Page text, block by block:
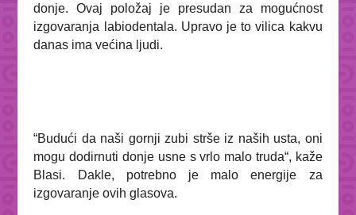
donje. Ovaj položaj je presudan za mogućnost
izgovaranja labiodentala. Upravo je to vilica kakvu
danas ima većina ljudi.
“Budući da naši gornji zubi strše iz naših usta, oni
mogu dodirnuti donje usne s vrlo malo truda“, kaže
Blasi. Dakle, potrebno je malo energije za
izgovaranje ovih glasova.